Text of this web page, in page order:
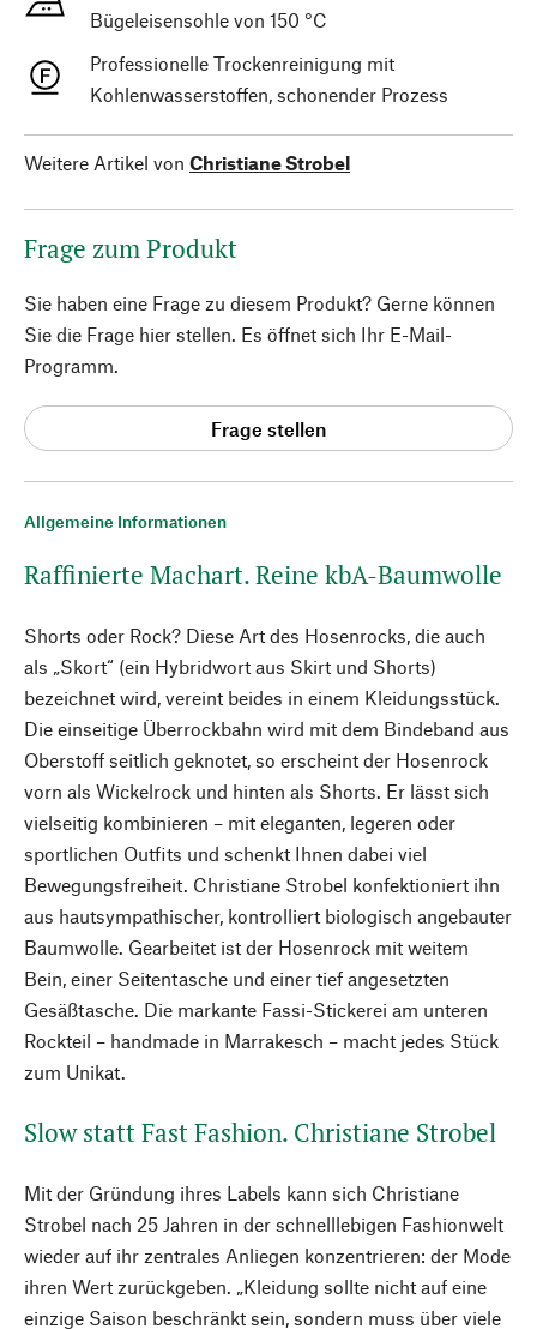
Allgemeine Informationen
Raffinierte Machart. Reine kbA-Baumwolle
Shorts oder Rock? Diese Art des Hosenrocks, die auch
als „Skort“ (ein Hybridwort aus Skirt und Shorts)
bezeichnet wird, vereint beides in einem Kleidungsstück.
Die einseitige Überrockbahn wird mit dem Bindeband aus
Oberstoff seitlich geknotet, so erscheint der Hosenrock
vorn als Wickelrock und hinten als Shorts. Er lässt sich
vielseitig kombinieren – mit eleganten, legeren oder
sportlichen Outfits und schenkt Ihnen dabei viel
Bewegungsfreiheit. Christiane Strobel konfektioniert ihn
aus hautsympathischer, kontrolliert biologisch angebauter
Baumwolle. Gearbeitet ist der Hosenrock mit weitem
Bein, einer Seitentasche und einer tief angesetzten
Gesäßtasche. Die markante Fassi-Stickerei am unteren
Rockteil – handmade in Marrakesch – macht jedes Stück
zum Unikat.
Slow statt Fast Fashion. Christiane Strobel
Mit der Gründung ihres Labels kann sich Christiane
Strobel nach 25 Jahren in der schnelllebigen Fashionwelt
wieder auf ihr zentrales Anliegen konzentrieren: der Mode
ihren Wert zurückgeben. „Kleidung sollte nicht auf eine
einzige Saison beschränkt sein, sondern muss über viele
Bügeleisensohle von 150 °C
Professionelle Trockenreinigung mit
Kohlenwasserstoffen, schonender Prozess
Weitere Artikel von Christiane Strobel
Frage zum Produkt
Sie haben eine Frage zu diesem Produkt? Gerne können
Sie die Frage hier stellen. Es öffnet sich Ihr E-Mail-
Programm.
Frage stellen